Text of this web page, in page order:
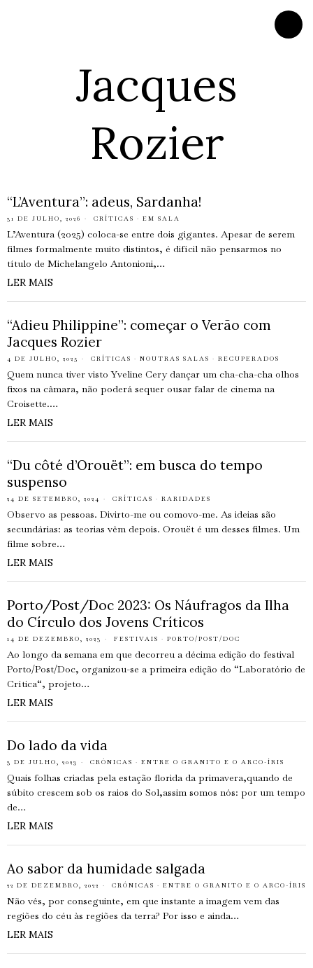
Jacques
Rozier
“L’Aventura”: adeus, Sardanha!
31 DE JULHO, 2026 CRÍTICAS · EM SALA
L’Aventura (2025) coloca-se entre dois gigantes. Apesar de serem
filmes formalmente muito distintos, é difícil não pensarmos no
título de Michelangelo Antonioni,…
LER MAIS
“Adieu Philippine”: começar o Verão com
Jacques Rozier
4 DE JULHO, 2025 CRÍTICAS · NOUTRAS SALAS · RECUPERADOS
Quem nunca tiver visto Yveline Cery dançar um cha-cha-cha olhos
fixos na câmara, não poderá sequer ousar falar de cinema na
Croisette.…
LER MAIS
“Du côté d’Orouët”: em busca do tempo
suspenso
24 DE SETEMBRO, 2024 CRÍTICAS · RARIDADES
Observo as pessoas. Divirto-me ou comovo-me. As ideias são
secundárias: as teorias vêm depois. Orouët é um desses filmes. Um
filme sobre…
LER MAIS
Porto/Post/Doc 2023: Os Náufragos da Ilha
do Círculo dos Jovens Críticos
14 DE DEZEMBRO, 2023 FESTIVAIS · PORTO/POST/DOC
Ao longo da semana em que decorreu a décima edição do festival
Porto/Post/Doc, organizou-se a primeira edição do “Laboratório de
Crítica“, projeto…
LER MAIS
Do lado da vida
3 DE JULHO, 2023 CRÓNICAS · ENTRE O GRANITO E O ARCO-ÍRIS
Quais folhas criadas pela estação florida da primavera,quando de
súbito crescem sob os raios do Sol,assim somos nós: por um tempo
de…
LER MAIS
Ao sabor da humidade salgada
22 DE DEZEMBRO, 2022 CRÓNICAS · ENTRE O GRANITO E O ARCO-ÍRIS
Não vês, por conseguinte, em que instante a imagem vem das
regiões do céu às regiões da terra? Por isso e ainda…
LER MAIS